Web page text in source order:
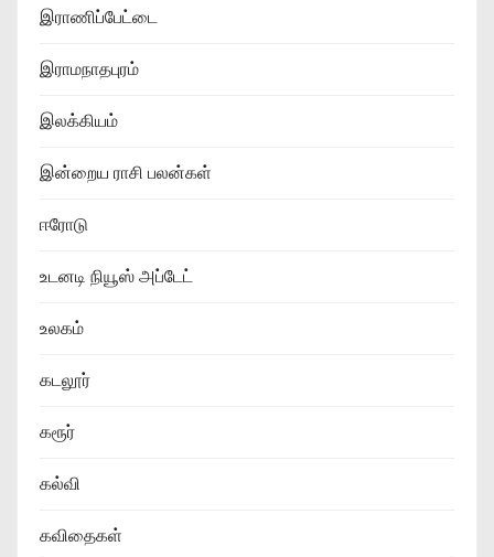
இராணிப்பேட்டை
இராமநாதபுரம்
இலக்கியம்
இன்றைய ராசி பலன்கள்
ஈரோடு
உடனடி நியூஸ் அப்டேட்
உலகம்
கடலூர்
கரூர்
கல்வி
கவிதைகள்